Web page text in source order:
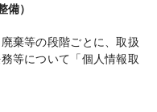
備）
棄等の段階ごとに、取扱
等について「個人情報取